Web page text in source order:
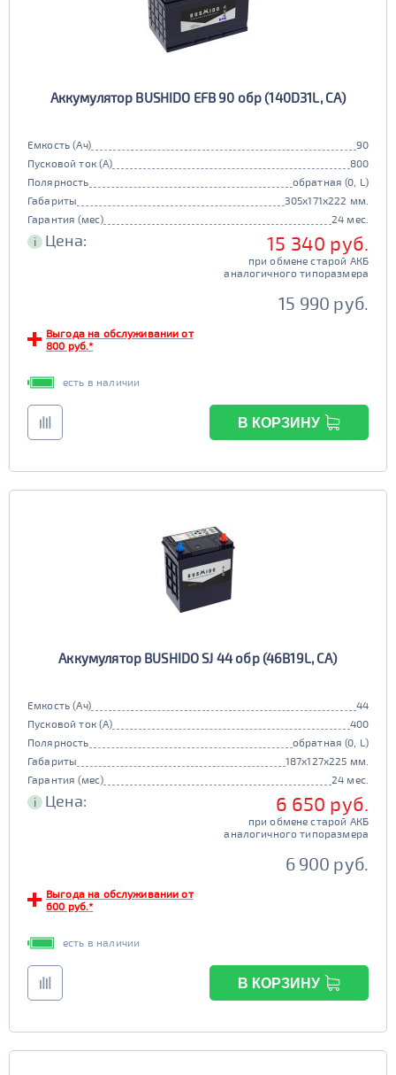
Аккумулятор BUSHIDO EFB 90 обр (140D31L, CA)
Емкость (Ач)
90
Пусковой ток (А)
800
Полярность
обратная (0, L)
Габариты
305x171x222 мм.
Гарантия (мес)
24 мес.
i Цена: 15 340 руб.
при обмене старой АКБ
аналогичного типоразмера
15 990 руб.
Выгода на обслуживании от
800 руб.*
есть в наличии
В КОРЗИНУ
Аккумулятор BUSHIDO SJ 44 обр (46B19L, CA)
Емкость (Ач)
44
Пусковой ток (А)
400
Полярность
обратная (0, L)
Габариты
187x127x225 мм.
Гарантия (мес)
24 мес.
i Цена: 6 650 руб.
при обмене старой АКБ
аналогичного типоразмера
6 900 руб.
Выгода на обслуживании от
600 руб.*
есть в наличии
В КОРЗИНУ